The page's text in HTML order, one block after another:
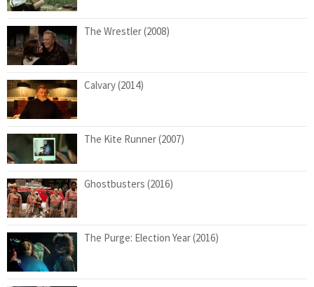
The Wrestler (2008)
Calvary (2014)
The Kite Runner (2007)
Ghostbusters (2016)
The Purge: Election Year (2016)